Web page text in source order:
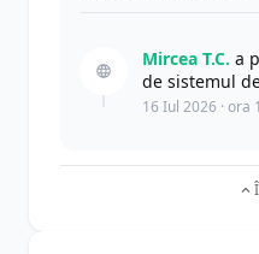
Mircea T.C. a
de sistemul
16 Iul 2026 · ora